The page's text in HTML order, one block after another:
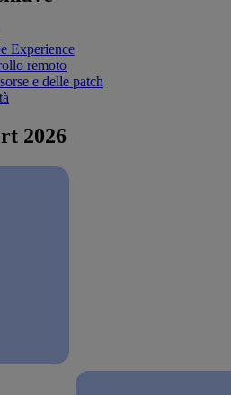
Experience
remoto
e delle patch
2026